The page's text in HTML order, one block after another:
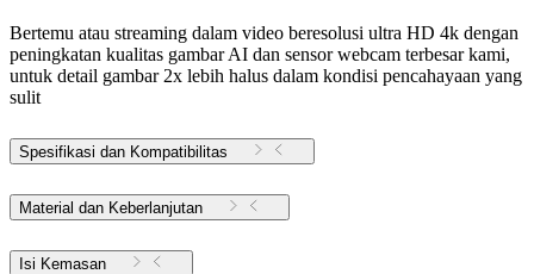
Bertemu atau streaming dalam video beresolusi ultra HD 4k dengan
peningkatan kualitas gambar AI dan sensor webcam terbesar kami,
untuk detail gambar 2x lebih halus dalam kondisi pencahayaan yang
sulit
Spesifikasi dan Kompatibilitas
Material dan Keberlanjutan
Isi Kemasan